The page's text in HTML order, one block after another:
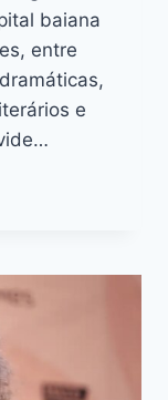
baiana
entre
e